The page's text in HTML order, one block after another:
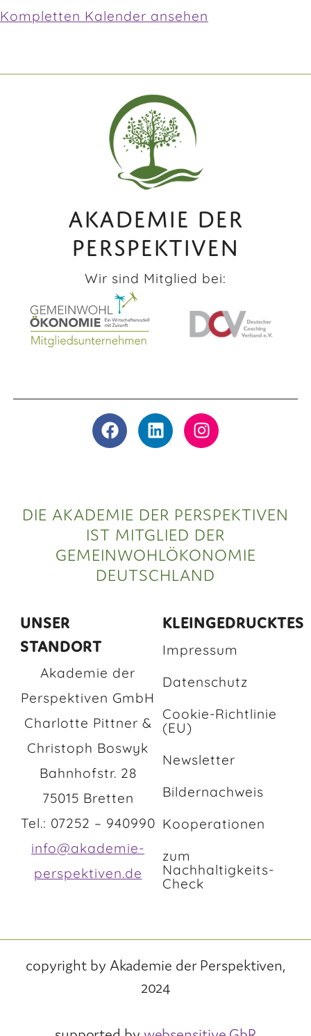
Kompletten Kalender ansehen
AKADEMIE DER
PERSPEKTIVEN
Wir sind Mitglied bei:
DIE AKADEMIE DER PERSPEKTIVEN
IST MITGLIED DER
GEMEINWOHLÖKONOMIE
DEUTSCHLAND
UNSER
STANDORT
Akademie der
Perspektiven GmbH
Charlotte Pittner &
Christoph Boswyk
Bahnhofstr. 28
75015 Bretten
Tel.: 07252 – 940990
info@akademie-
perspektiven.de
KLEINGEDRUCKTES
Impressum
Datenschutz
Cookie-Richtlinie
(EU)
Newsletter
Bildernachweis
Kooperationen
zum
Nachhaltigkeits-
Check
copyright by Akademie der Perspektiven,
2024